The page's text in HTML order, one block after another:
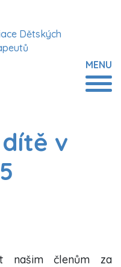
Dětských
MENU
v
našim členům za